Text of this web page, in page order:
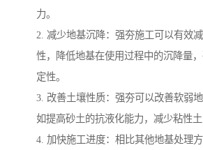
力。
2. 减少地基沉降：强夯施工可以有效
性，降低地基在使用过程中的沉降量
定性。
3. 改善土壤性质：强夯可以改善软弱地
如提高砂土的抗液化能力，减少粘性土
4. 加快施工进度：相比其他地基处理